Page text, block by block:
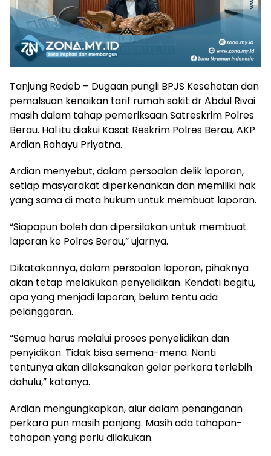
Tanjung Redeb – Dugaan pungli BPJS Kesehatan dan
pemalsuan kenaikan tarif rumah sakit dr Abdul Rivai
masih dalam tahap pemeriksaan Satreskrim Polres
Berau. Hal itu diakui Kasat Reskrim Polres Berau, AKP
Ardian Rahayu Priyatna.
Ardian menyebut, dalam persoalan delik laporan,
setiap masyarakat diperkenankan dan memiliki hak
yang sama di mata hukum untuk membuat laporan.
“Siapapun boleh dan dipersilakan untuk membuat
laporan ke Polres Berau,” ujarnya.
Dikatakannya, dalam persoalan laporan, pihaknya
akan tetap melakukan penyelidikan. Kendati begitu,
apa yang menjadi laporan, belum tentu ada
pelanggaran.
“Semua harus melalui proses penyelidikan dan
penyidikan. Tidak bisa semena-mena. Nanti
tentunya akan dilaksanakan gelar perkara terlebih
dahulu,” katanya.
Ardian mengungkapkan, alur dalam penanganan
perkara pun masih panjang. Masih ada tahapan-
tahapan yang perlu dilakukan.